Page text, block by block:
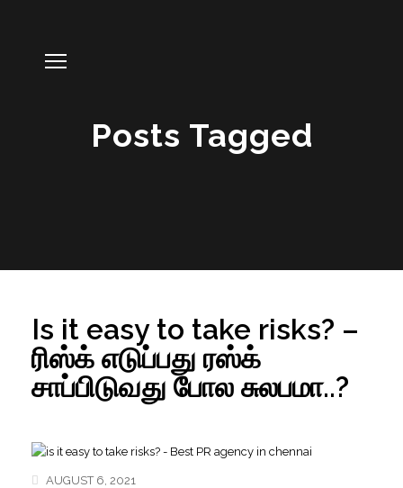
Posts Tagged
Is it easy to take risks? –
ரிஸ்க் எடுப்பது ரஸ்க்
சாப்பிடுவது போல சுலபமா..?
AUGUST 6, 2021